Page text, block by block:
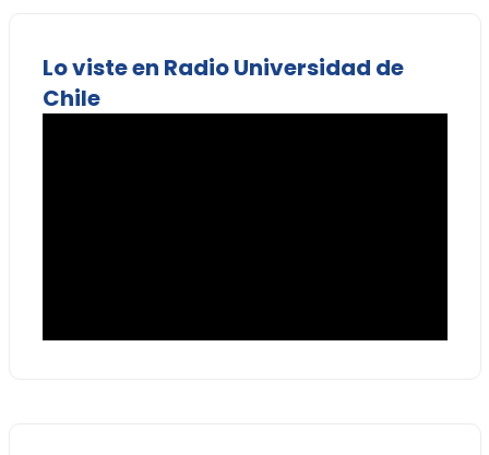
Lo viste en Radio Universidad de
Chile